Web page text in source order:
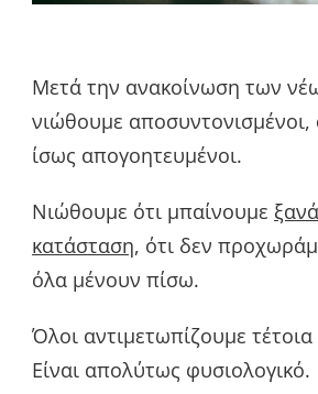
Μετά την ανακοίνωση των
νιώθουμε αποσυντονισμένοι,
ίσως απογοητευμένοι.
Νιώθουμε ότι μπαίνουμε
κατάσταση, ότι δεν
όλα μένουν πίσω.
Όλοι αντιμετωπίζουμε
Είναι απολύτως φυσιολογικό.